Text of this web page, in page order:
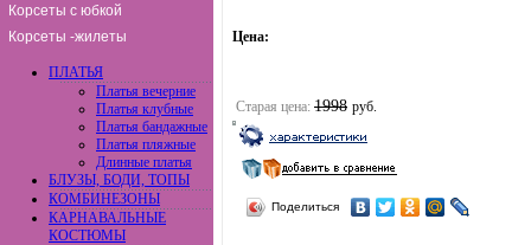
Корсеты с юбкой
Корсеты -жилеты
ПЛАТЬЯ
Платья вечерние
Платья клубные
Платья бандажные
Платья пляжные
Длинные платья
БЛУЗЫ, БОДИ, ТОПЫ
КОМБИНЕЗОНЫ
КАРНАВАЛЬНЫЕ
КОСТЮМЫ
Цена:
Старая цена: 1998 руб.
Поделиться